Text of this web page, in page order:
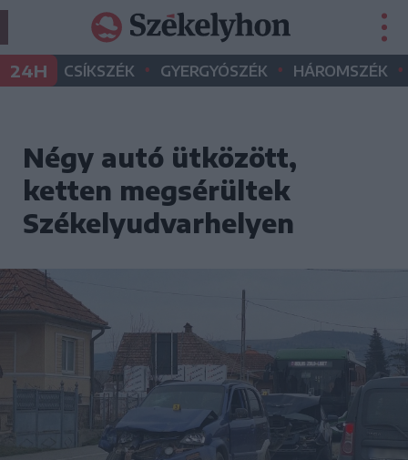
24H CSÍKSZÉK • GYERGYÓSZÉK • HÁROMSZÉK •
Négy autó ütközött,
ketten megsérültek
Székelyudvarhelyen